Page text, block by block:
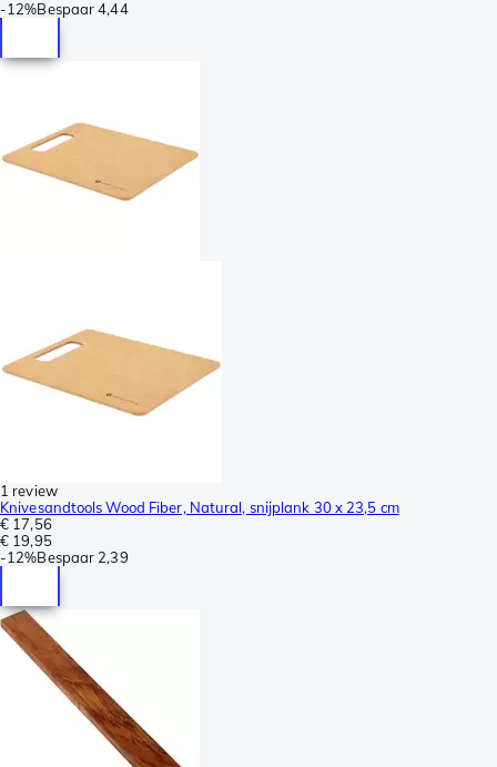
-12%Bespaar 4,44
1 review
Knivesandtools Wood Fiber, Natural, snijplank 30 x 23,5 cm
€ 17,56
€ 19,95
-12%Bespaar 2,39